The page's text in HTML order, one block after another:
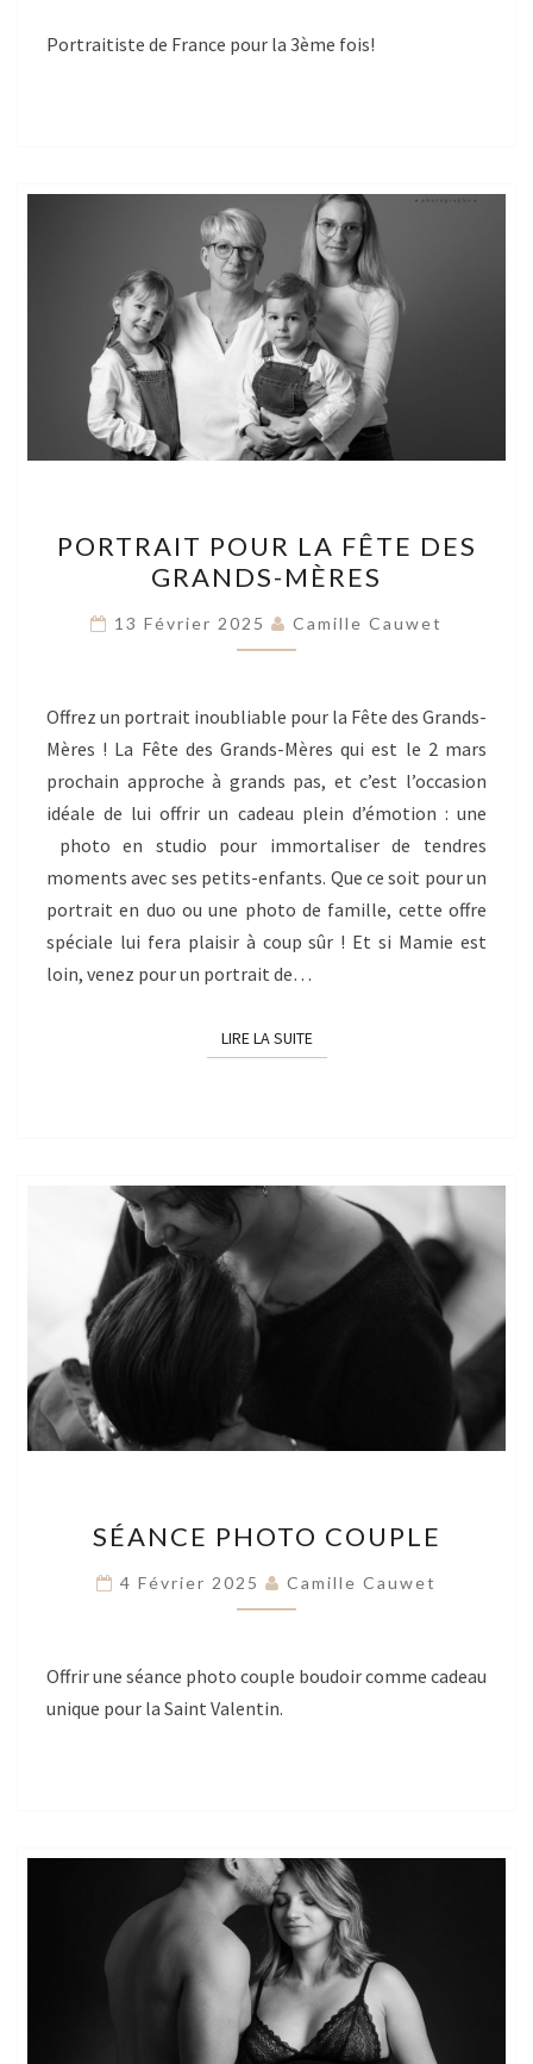
Portraitiste de France pour la 3ème fois!
POUR
LA
FÊTE
DES
MÈRES
PORTRAIT POUR LA FÊTE DES
GRANDS-MÈRES
13 Février 2025 Camille Cauwet
Offrez un portrait inoubliable pour la Fête des Grands-
Mères ! La Fête des Grands-Mères qui est le 2 mars
prochain approche à grands pas, et c’est l’occasion
idéale de lui offrir un cadeau plein d’émotion : une
photo en studio pour immortaliser de tendres
moments avec ses petits-enfants. Que ce soit pour un
portrait en duo ou une photo de famille, cette offre
spéciale lui fera plaisir à coup sûr ! Et si Mamie est
loin, venez pour un portrait de…
LIRE LA SUITELIRE LA SUITE
PHOTO
COUPLE
SÉANCE PHOTO COUPLE
4 Février 2025 Camille Cauwet
Offrir une séance photo couple boudoir comme cadeau
unique pour la Saint Valentin.